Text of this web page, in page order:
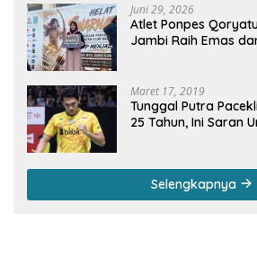
Juni 29, 2026
Atlet Ponpes
Jambi Raih Emas
Maret 17, 2019
Tunggal Putra
25 Tahun, Ini Saran
Selengkapnya